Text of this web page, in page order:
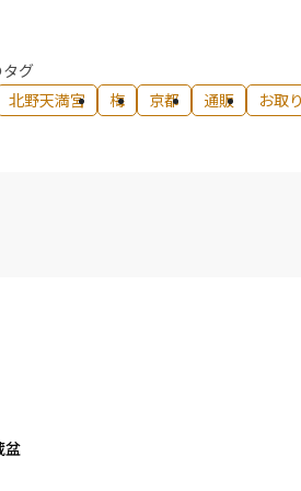
グ
北野天満宮 梅 京都 通販 お取
盆